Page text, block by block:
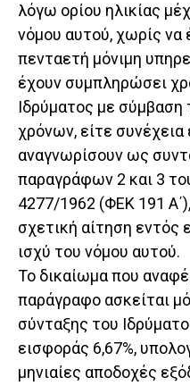
λόγω ορίου ηλικίας
νόμου αυτού, χωρίς
πενταετή μόνιμη
έχουν συμπληρώσει
Ιδρύματος με σύμβαση
χρόνων, είτε συνέχεια
αναγνωρίσουν ως
παραγράφων 2 και 3
4277/1962 (ΦΕΚ 191
σχετική αίτηση εντός
ισχύ του νόμου αυτού.
Το δικαίωμα που
παράγραφο ασκείται
σύνταξης του
εισφοράς 6,67%,
μηνιαίες αποδοχές